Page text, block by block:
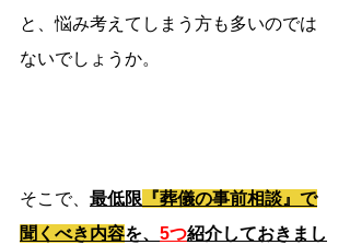
と、悩み考えてしまう方も多いのでは
ないでしょうか。
そこで、 最低限 『葬儀の事前相談』で
聞くべき内容を、 5つ紹介しておきまし